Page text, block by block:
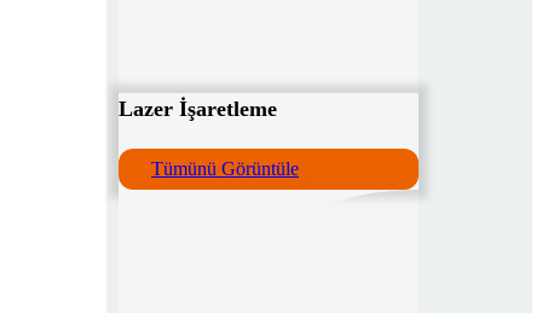
Lazer İşaretleme
Tümünü Görüntüle